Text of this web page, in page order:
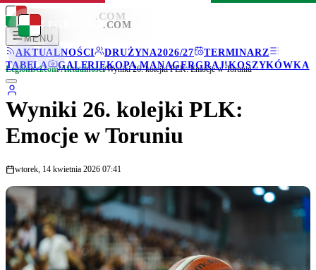
LEGIONISCI .COM
MENU
AKTUALNOŚCI
DRUŻYNA2026/27
TERMINARZ
TABELA
GALERIEKOPA MANAGERGRAJ!KOSZYKÓWKA
LEGIONISCI .COM
Legionisci.com/Aktualności/Wyniki 26. kolejki PLK: Emocje w Toruniu
Wyniki 26. kolejki PLK:
Emocje w Toruniu
wtorek, 14 kwietnia 2026 07:41